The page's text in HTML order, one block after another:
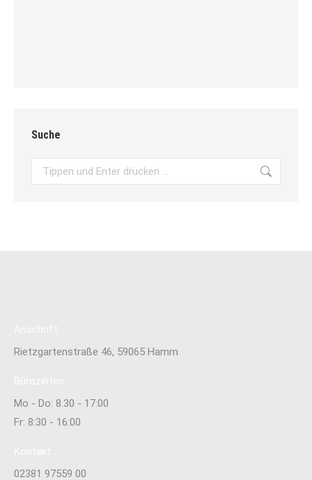
Suche
Search:
Rietzgartenstraße 46, 59065 Hamm
Mo - Do: 8.30 - 17:00
Fr: 8:30 - 16:00
02381 97559 00